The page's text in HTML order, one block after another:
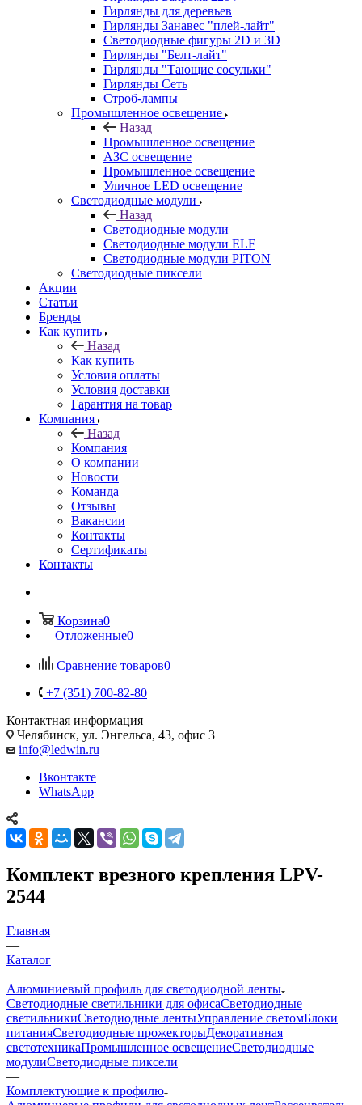
Гирлянды для деревьев
Гирлянды Занавес "плей-лайт"
Светодиодные фигуры 2D и 3D
Гирлянды "Белт-лайт"
Гирлянды "Тающие сосульки"
Гирлянды Сеть
Строб-лампы
Промышленное освещение
Назад
Промышленное освещение
АЗС освещение
Промышленное освещение
Уличное LED освещение
Светодиодные модули
Назад
Светодиодные модули
Светодиодные модули ELF
Светодиодные модули PITON
Светодиодные пиксели
Акции
Статьи
Бренды
Как купить
Назад
Как купить
Условия оплаты
Условия доставки
Гарантия на товар
Компания
Назад
Компания
О компании
Новости
Команда
Отзывы
Вакансии
Контакты
Сертификаты
Контакты
Корзина0
Отложенные0
Сравнение товаров0
+7 (351) 700-82-80
Контактная информация
Челябинск, ул. Энгельса, 43, офис 3
info@ledwin.ru
Вконтакте
WhatsApp
Комплект врезного крепления LPV-
2544
Главная
—
Каталог
—
Алюминиевый профиль для светодиодной ленты
Светодиодные светильники для офисаСветодиодные
светильникиСветодиодные лентыУправление светомБлоки
питанияСветодиодные прожекторыДекоративная
светотехникаПромышленное освещениеСветодиодные
модулиСветодиодные пиксели
—
Комплектующие к профилю